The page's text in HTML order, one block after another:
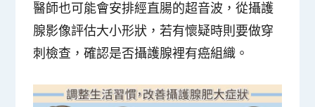
醫師也可能會安排經直腸的超音波，從攝護
腺影像評估大小形狀，若有懷疑時則要做穿
刺檢查，確認是否攝護腺裡有癌組織。